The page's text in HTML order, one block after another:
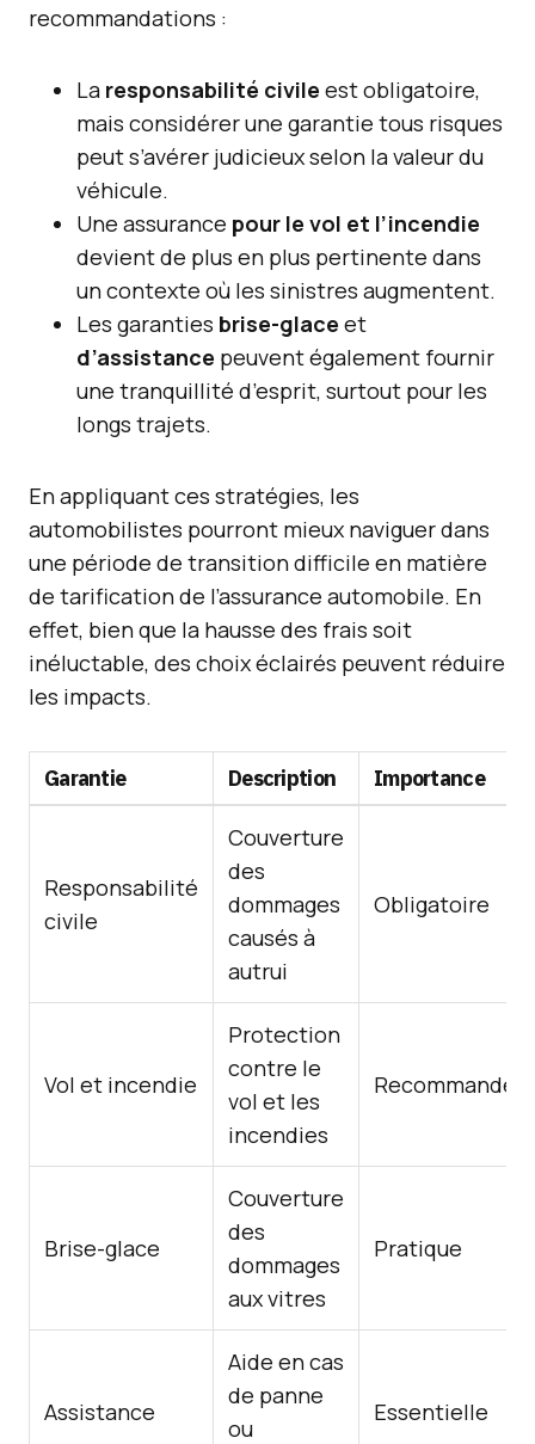
recommandations :
La responsabilité civile est obligatoire,
mais considérer une garantie tous risques
peut s’avérer judicieux selon la valeur du
véhicule.
Une assurance pour le vol et l’incendie
devient de plus en plus pertinente dans
un contexte où les sinistres augmentent.
Les garanties brise-glace et
d’assistance peuvent également fournir
une tranquillité d’esprit, surtout pour les
longs trajets.
En appliquant ces stratégies, les
automobilistes pourront mieux naviguer dans
une période de transition difficile en matière
de tarification de l’assurance automobile. En
effet, bien que la hausse des frais soit
inéluctable, des choix éclairés peuvent réduire
les impacts.
Garantie Description Importance
Responsabilité
civile
Couverture
des
dommages
causés à
autrui
Obligatoire
Vol et incendie
Protection
contre le
vol et les
incendies
Recommandé
Brise-glace
Couverture
des
dommages
aux vitres
Pratique
Assistance
Aide en cas
de panne
ou
Essentielle